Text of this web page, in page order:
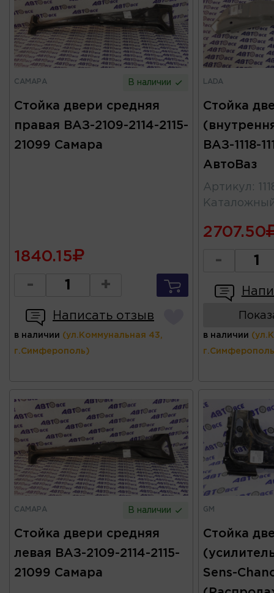
САМАРА В наличии
Стойка двери средняя
правая ВАЗ-2109-2114-2115-
21099 Самара
1840.15
- +
Написать отзыв
в наличии (ул.Коммунальная 43,
г.Симферополь)
LADA
Стойка
ВАЗ-1118-
АвтоВаз
Артикул :
2707.50
-
в наличии
САМАРА В наличии
Стойка двери средняя
левая ВАЗ-2109-2114-2115-
21099 Самара
GM
Стойка
Sens-